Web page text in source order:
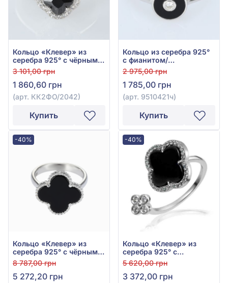
Кольцо «Клевер» из
серебра 925° с чёрным и
белым фианитом, арт.
КК2ФО/2042
3 101,00 грн
1 860,60 грн
(арт. КК2ФО/2042)
Купить
Кольцо из серебра 925°
с фианитом/
куб.цирконием и чёрным
ониксом, арт. 9510421ч
2 975,00 грн
1 785,00 грн
(арт. 9510421ч)
Купить
-40%
Кольцо «Клевер» из
серебра 925° с чёрным
ониксом, арт. ОК-2м
8 787,00 грн
5 272,20 грн
-40%
Кольцо «Клевер» из
серебра 925° с
фианитом, кубическим
цирконием и чёрным
ониксом, арт. 10316ch
5 620,00 грн
3 372,00 грн